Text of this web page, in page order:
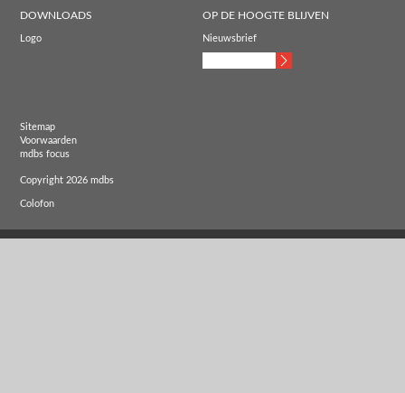
DOWNLOADS
Logo
OP DE HOOGTE BLIJVEN
Nieuwsbrief
Sitemap
Voorwaarden
mdbs focus
Copyright 2026 mdbs
Colofon